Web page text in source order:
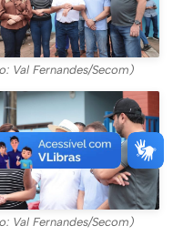
Val Fernandes/Secom)
Val Fernandes/Secom)